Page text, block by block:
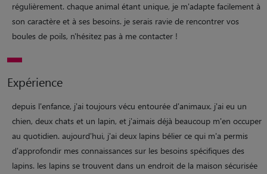
régulièrement. chaque animal étant unique, je m'adapte facilement à
son caractère et à ses besoins. je serais ravie de rencontrer vos
boules de poils, n'hésitez pas à me contacter !
Expérience
depuis l'enfance, j'ai toujours vécu entourée d'animaux. j'ai eu un
chien, deux chats et un lapin, et j'aimais déjà beaucoup m'en occuper
au quotidien. aujourd'hui, j'ai deux lapins bélier ce qui m'a permis
d'approfondir mes connaissances sur les besoins spécifiques des
lapins. les lapins se trouvent dans un endroit de la maison sécurisée